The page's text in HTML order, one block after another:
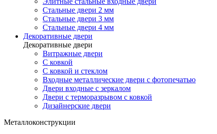
Стальные двери 2 мм
Стальные двери 3 мм
Стальные двери 4 мм
Декоративные двери
Декоративные двери
Витражные двери
С ковкой
С ковкой и стеклом
Входные металлические двери с фотопечатью
Двери входные с зеркалом
Двери с терморазрывом с ковкой
Дизайнерские двери
Металлоконструкции